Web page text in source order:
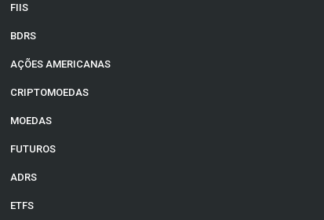
FIIS
BDRS
AÇÕES AMERICANAS
CRIPTOMOEDAS
MOEDAS
FUTUROS
ADRS
ETFS